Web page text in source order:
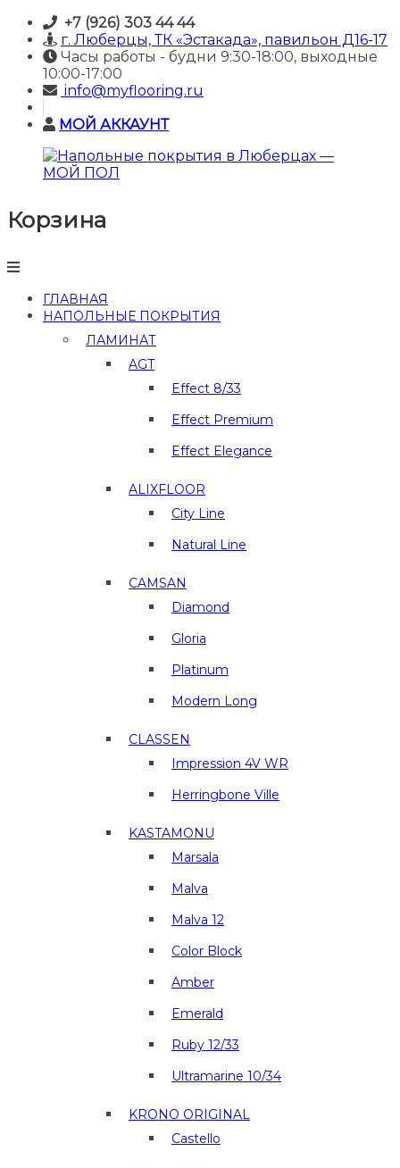
Skip
content
+7 (926) 303 44 44
г. Люберцы, ТК «Эстакада», павильон Д16-17
Часы работы - будни 9:30-18:00, выходные
10:00-17:00
info@myflooring.ru
МОЙ АККАУНТ
Напольные
покрытия
Люберцах
МОЙ
ПОЛ
Корзина
ГЛАВНАЯ
НАПОЛЬНЫЕ ПОКРЫТИЯ
ЛАМИНАТ
AGT
Effect 8/33
Effect Premium
Effect Elegance
ALIXFLOOR
City Line
Natural Line
CAMSAN
Diamond
Gloria
Platinum
Modern Long
CLASSEN
Impression 4V WR
Herringbone Ville
KASTAMONU
Marsala
Malva
Malva 12
Color Block
Amber
Emerald
Ruby 12/33
Ultramarine 10/34
KRONO ORIGINAL
Castello